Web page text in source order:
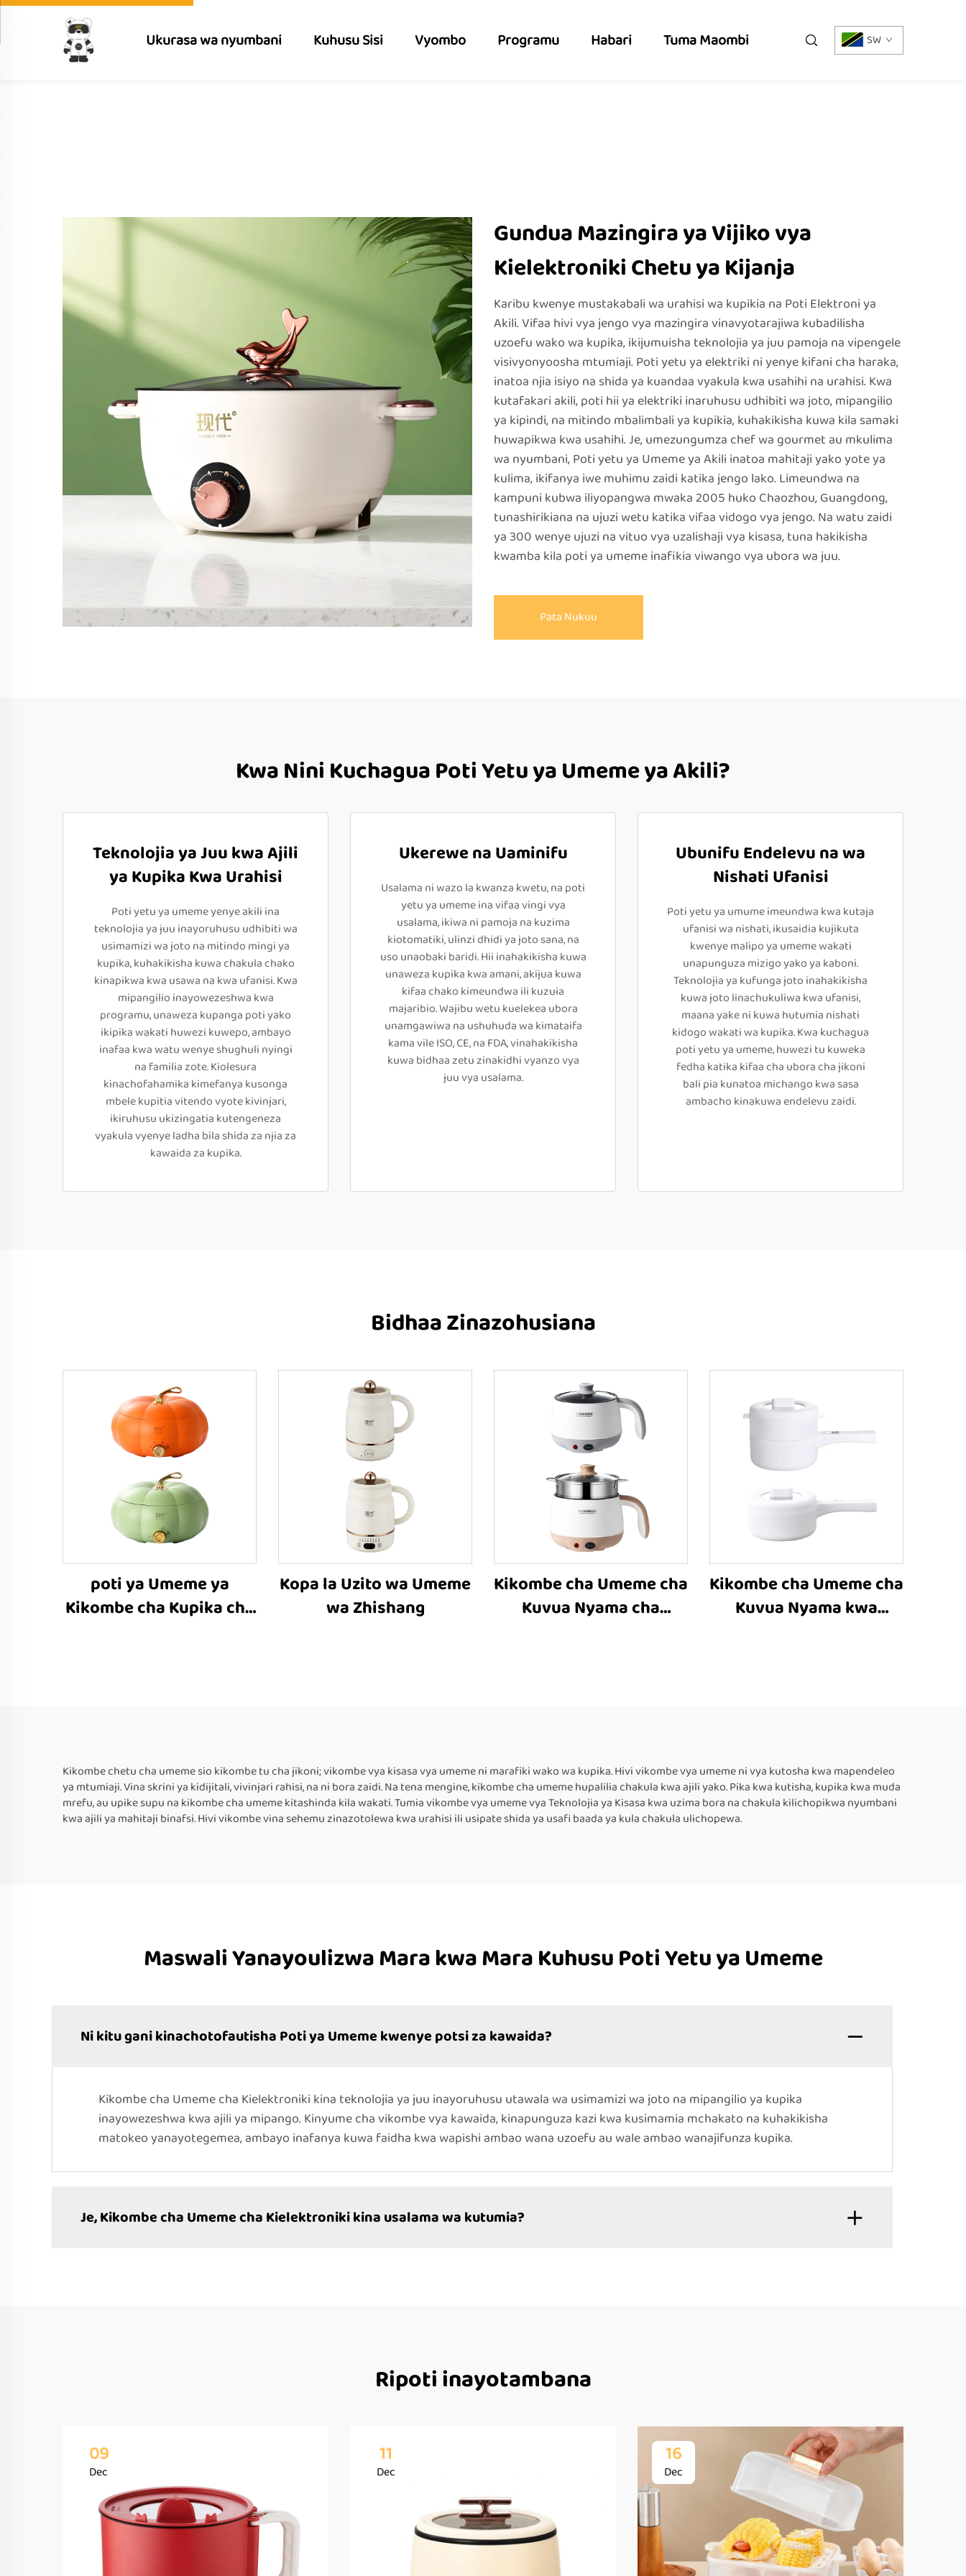
Ukurasa wa nyumbani Kuhusu Sisi Vyombo Programu Habari Tuma Maombi SW
Gundua Mazingira ya Vijiko vya
Kielektroniki Chetu ya Kijanja
Karibu kwenye mustakabali wa urahisi wa kupikia na Poti Elektroni ya
Akili. Vifaa hivi vya jengo vya mazingira vinavyotarajiwa kubadilisha
uzoefu wako wa kupika, ikijumuisha teknolojia ya juu pamoja na vipengele
visivyonyoosha mtumiaji. Poti yetu ya elektriki ni yenye kifani cha haraka,
inatoa njia isiyo na shida ya kuandaa vyakula kwa usahihi na urahisi. Kwa
kutafakari akili, poti hii ya elektriki inaruhusu udhibiti wa joto, mipangilio
ya kipindi, na mitindo mbalimbali ya kupikia, kuhakikisha kuwa kila samaki
huwapikwa kwa usahihi. Je, umezungumza chef wa gourmet au mkulima
wa nyumbani, Poti yetu ya Umeme ya Akili inatoa mahitaji yako yote ya
kulima, ikifanya iwe muhimu zaidi katika jengo lako. Limeundwa na
kampuni kubwa iliyopangwa mwaka 2005 huko Chaozhou, Guangdong,
tunashirikiana na ujuzi wetu katika vifaa vidogo vya jengo. Na watu zaidi
ya 300 wenye ujuzi na vituo vya uzalishaji vya kisasa, tuna hakikisha
kwamba kila poti ya umeme inafikia viwango vya ubora wa juu.
Pata Nukuu
Kwa Nini Kuchagua Poti Yetu ya Umeme ya Akili?
Teknolojia ya Juu kwa Ajili
ya Kupika Kwa Urahisi
Poti yetu ya umeme yenye akili ina
teknolojia ya juu inayoruhusu udhibiti wa
usimamizi wa joto na mitindo mingi ya
kupika, kuhakikisha kuwa chakula chako
kinapikwa kwa usawa na kwa ufanisi. Kwa
mipangilio inayowezeshwa kwa
programu, unaweza kupanga poti yako
ikipika wakati huwezi kuwepo, ambayo
inafaa kwa watu wenye shughuli nyingi
na familia zote. Kiolesura
kinachofahamika kimefanya kusonga
mbele kupitia vitendo vyote kivinjari,
ikiruhusu ukizingatia kutengeneza
vyakula vyenye ladha bila shida za njia za
kawaida za kupika.
Ukerewe na Uaminifu
Usalama ni wazo la kwanza kwetu, na poti
yetu ya umeme ina vifaa vingi vya
usalama, ikiwa ni pamoja na kuzima
kiotomatiki, ulinzi dhidi ya joto sana, na
uso unaobaki baridi. Hii inahakikisha kuwa
unaweza kupika kwa amani, akijua kuwa
kifaa chako kimeundwa ili kuzuia
majaribio. Wajibu wetu kuelekea ubora
unamgawiwa na ushuhuda wa kimataifa
kama vile ISO, CE, na FDA, vinahakikisha
kuwa bidhaa zetu zinakidhi vyanzo vya
juu vya usalama.
Ubunifu Endelevu na wa
Nishati Ufanisi
Poti yetu ya umume imeundwa kwa kutaja
ufanisi wa nishati, ikusaidia kujikuta
kwenye malipo ya umeme wakati
unapunguza mizigo yako ya kaboni.
Teknolojia ya kufunga joto inahakikisha
kuwa joto linachukuliwa kwa ufanisi,
maana yake ni kuwa hutumia nishati
kidogo wakati wa kupika. Kwa kuchagua
poti yetu ya umeme, huwezi tu kuweka
fedha katika kifaa cha ubora cha jikoni
bali pia kunatoa michango kwa sasa
ambacho kinakuwa endelevu zaidi.
Bidhaa Zinazohusiana
poti ya Umeme ya
Kikombe cha Kupika cha
Kopa la Uzito wa Umeme
wa Zhishang
Kikombe cha Umeme cha
Kuvua Nyama cha
Kikombe cha Umeme cha
Kuvua Nyama kwa
Kikombe chetu cha umeme sio kikombe tu cha jikoni; vikombe vya kisasa vya umeme ni marafiki wako wa kupika. Hivi vikombe vya umeme ni vya kutosha kwa mapendeleo
ya mtumiaji. Vina skrini ya kidijitali, vivinjari rahisi, na ni bora zaidi. Na tena mengine, kikombe cha umeme hupalilia chakula kwa ajili yako. Pika kwa kutisha, kupika kwa muda
mrefu, au upike supu na kikombe cha umeme kitashinda kila wakati. Tumia vikombe vya umeme vya Teknolojia ya Kisasa kwa uzima bora na chakula kilichopikwa nyumbani
kwa ajili ya mahitaji binafsi. Hivi vikombe vina sehemu zinazotolewa kwa urahisi ili usipate shida ya usafi baada ya kula chakula ulichopewa.
Maswali Yanayoulizwa Mara kwa Mara Kuhusu Poti Yetu ya Umeme
Ni kitu gani kinachotofautisha Poti ya Umeme kwenye potsi za kawaida?
Kikombe cha Umeme cha Kielektroniki kina teknolojia ya juu inayoruhusu utawala wa usimamizi wa joto na mipangilio ya kupika
inayowezeshwa kwa ajili ya mipango. Kinyume cha vikombe vya kawaida, kinapunguza kazi kwa kusimamia mchakato na kuhakikisha
matokeo yanayotegemea, ambayo inafanya kuwa faidha kwa wapishi ambao wana uzoefu au wale ambao wanajifunza kupika.
Je, Kikombe cha Umeme cha Kielektroniki kina usalama wa kutumia?
Ripoti inayotambana
09
Dec
11
Dec
16
Dec